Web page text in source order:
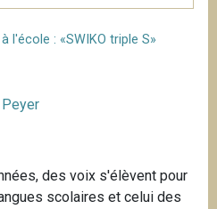
l'école : «SWIKO triple S»
des voix s'élèvent pour
scolaires et celui des